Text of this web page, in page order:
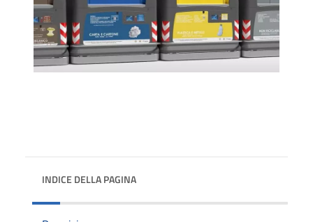
INDICE DELLA PAGINA